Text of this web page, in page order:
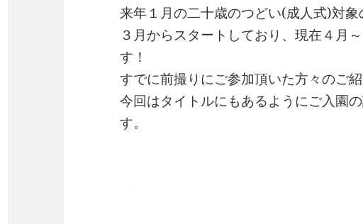
来年１月の二十歳のつどい(成人式)対
３月からスタートしており、現在４月
す！
すでに前撮りにご参加頂いた方々のご
今回はタイトルにもあるようにご入園
す。